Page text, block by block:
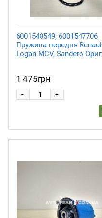
6001548549, 6001547706
Пружина передня
Logan MCV, Sandero
1 475грн
+
-